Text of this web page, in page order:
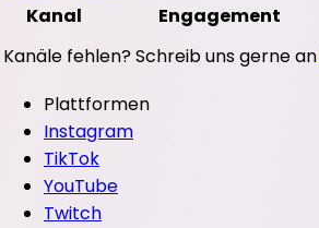
Kanal
Engagement
Kanäle fehlen? Schreib uns gerne an
Plattformen
Instagram
TikTok
YouTube
Twitch